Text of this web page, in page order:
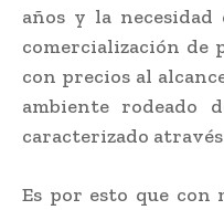
años y la
comercialización de
con precios al
ambiente rodeado
caracterizado através
Es por esto que con